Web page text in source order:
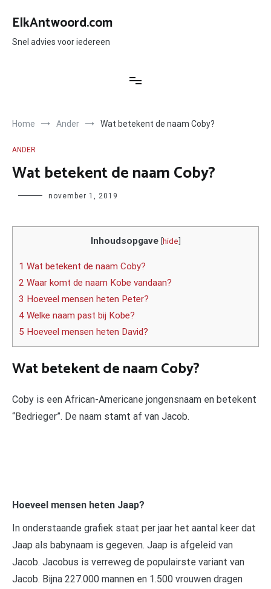
naar
inhoud
ElkAntwoord.com
Snel advies voor iedereen
Home Ander Wat betekent de naam Coby?
ANDER
Wat betekent de naam Coby?
Author november 1, 2019
Inhoudsopgave [hide]
1 Wat betekent de naam Coby?
2 Waar komt de naam Kobe vandaan?
3 Hoeveel mensen heten Peter?
4 Welke naam past bij Kobe?
5 Hoeveel mensen heten David?
Wat betekent de naam Coby?
Coby is een African-Americane jongensnaam en betekent
“Bedrieger”. De naam stamt af van Jacob.
Hoeveel mensen heten Jaap?
In onderstaande grafiek staat per jaar het aantal keer dat
Jaap als babynaam is gegeven. Jaap is afgeleid van
Jacob. Jacobus is verreweg de populairste variant van
Jacob. Bijna 227.000 mannen en 1.500 vrouwen dragen